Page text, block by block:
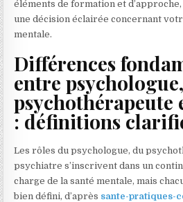
éléments de formation et
une décision éclairée concernant
mentale.
Différences
entre psychologue,
psychothérapeute
: définitions
Les rôles du psychologue, du
psychiatre s’inscrivent dans un
charge de la santé mentale, mais
bien défini, d’après sante-pratiques-